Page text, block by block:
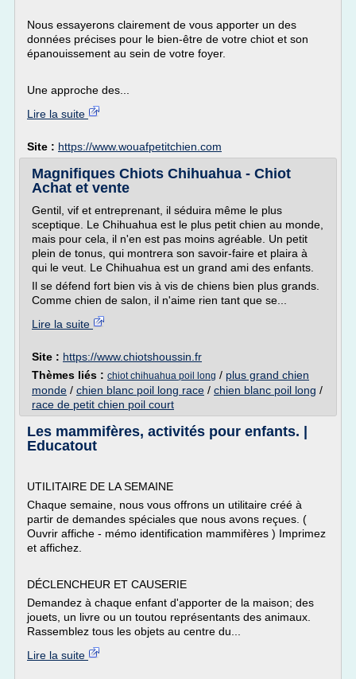
Nous essayerons clairement de vous apporter un des
données précises pour le bien-être de votre chiot et son
épanouissement au sein de votre foyer.
Une approche des...
Lire la suite
Site : https://www.wouafpetitchien.com
Magnifiques Chiots Chihuahua - Chiot
Achat et vente
Gentil, vif et entreprenant, il séduira même le plus
sceptique. Le Chihuahua est le plus petit chien au monde,
mais pour cela, il n'en est pas moins agréable. Un petit
plein de tonus, qui montrera son savoir-faire et plaira à
qui le veut. Le Chihuahua est un grand ami des enfants.
Il se défend fort bien vis à vis de chiens bien plus grands.
Comme chien de salon, il n'aime rien tant que se...
Lire la suite
Site : https://www.chiotshoussin.fr
Thèmes liés : chiot chihuahua poil long / plus grand chien
monde / chien blanc poil long race / chien blanc poil long /
race de petit chien poil court
Les mammifères, activités pour enfants. |
Educatout
UTILITAIRE DE LA SEMAINE
Chaque semaine, nous vous offrons un utilitaire créé à
partir de demandes spéciales que nous avons reçues. (
Ouvrir affiche - mémo identification mammifères ) Imprimez
et affichez.
DÉCLENCHEUR ET CAUSERIE
Demandez à chaque enfant d'apporter de la maison; des
jouets, un livre ou un toutou représentants des animaux.
Rassemblez tous les objets au centre du...
Lire la suite